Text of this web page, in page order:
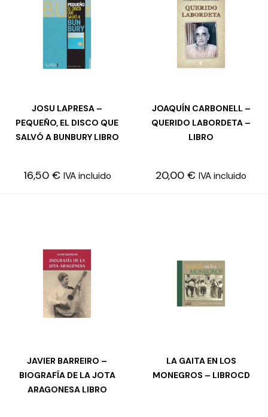
LEER MÁS
JOSU LAPRESA –
PEQUEÑO, EL DISCO QUE
SALVÓ A BUNBURY LIBRO
16,50 € IVA incluido
LEER MÁS
JOAQUÍN CARBONELL –
QUERIDO LABORDETA –
LIBRO
20,00 € IVA incluido
AÑADIR AL CARRITO
JAVIER BARREIRO –
BIOGRAFÍA DE LA JOTA
ARAGONESA LIBRO
LEER MÁS
LA GAITA EN LOS
MONEGROS – LIBROCD